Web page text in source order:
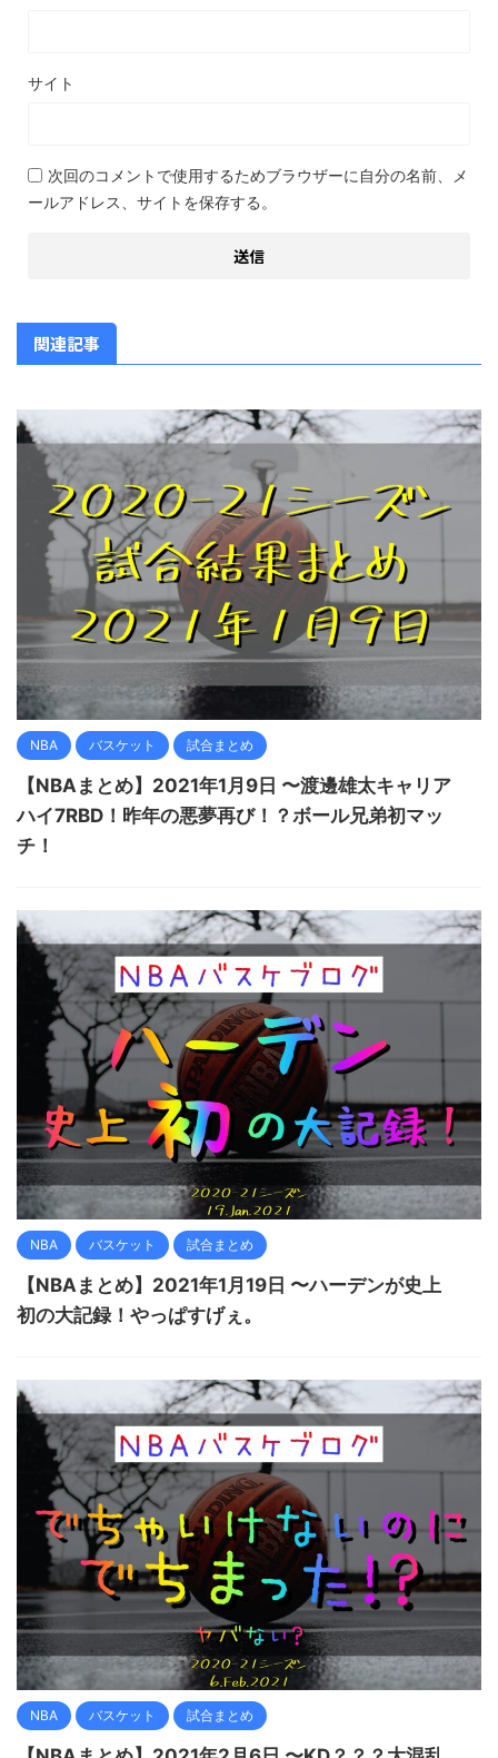
サイト
次回のコメントで使用するためブラウザーに自分の名前、メ
ールアドレス、サイトを保存する。
関連記事
NBA バスケット 試合まとめ
【NBAまとめ】2021年1月9日 〜渡邊雄太キャリア
ハイ7RBD！昨年の悪夢再び！？ボール兄弟初マッ
チ！
NBA バスケット 試合まとめ
【NBAまとめ】2021年1月19日 〜ハーデンが史上
初の大記録！やっぱすげぇ。
NBA バスケット 試合まとめ